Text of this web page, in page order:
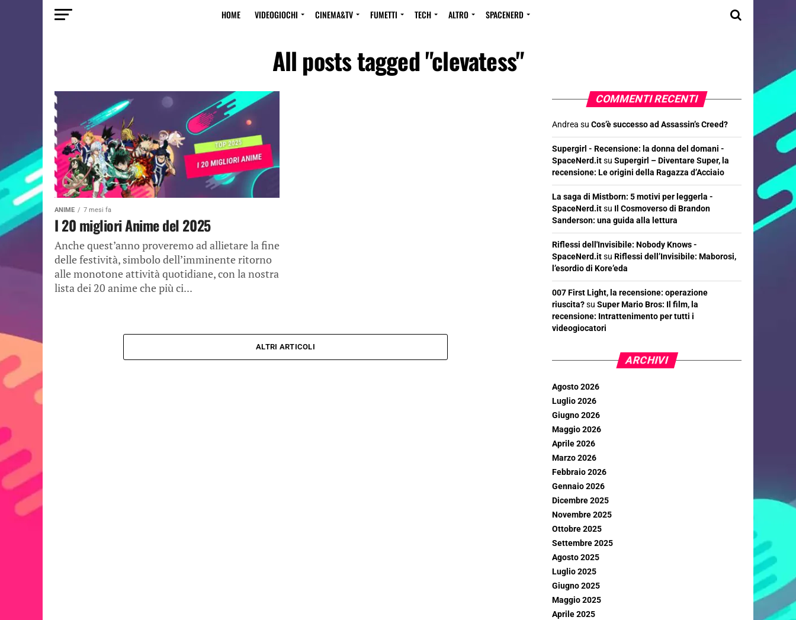
HOME VIDEOGIOCHI CINEMA&TV FUMETTI TECH ALTRO SPACENERD
All posts tagged "clevatess"
ANIME 7 mesi fa
I 20 migliori Anime del 2025
Anche quest’anno proveremo ad allietare la fine
delle festività, simbolo dell’imminente ritorno
alle monotone attività quotidiane, con la nostra
lista dei 20 anime che più ci...
ALTRI ARTICOLI
COMMENTI RECENTI
Andrea su Cos’è successo ad Assassin’s Creed?
Supergirl - Recensione: la donna del domani -
SpaceNerd.itsu Supergirl – Diventare Super, la
recensione: Le origini della Ragazza d’Acciaio
La saga di Mistborn: 5 motivi per leggerla -
SpaceNerd.itsu Il Cosmoverso di Brandon
Sanderson: una guida alla lettura
Riflessi dell'Invisibile: Nobody Knows -
SpaceNerd.itsu Riflessi dell’Invisibile: Maborosi,
l’esordio di Kore’eda
007 First Light, la recensione: operazione
riuscita?su Super Mario Bros: Il film, la
recensione: Intrattenimento per tutti i
videogiocatori
ARCHIVI
Agosto 2026
Luglio 2026
Giugno 2026
Maggio 2026
Aprile 2026
Marzo 2026
Febbraio 2026
Gennaio 2026
Dicembre 2025
Novembre 2025
Ottobre 2025
Settembre 2025
Agosto 2025
Luglio 2025
Giugno 2025
Maggio 2025
Aprile 2025